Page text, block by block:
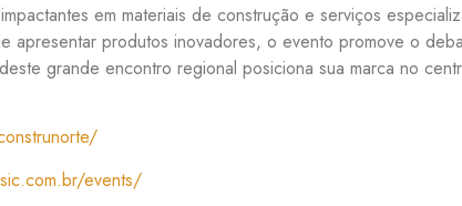
em materiais de construção e serviços
apresentar produtos inovadores, o evento promove o
grande encontro regional posiciona sua marca no
events/